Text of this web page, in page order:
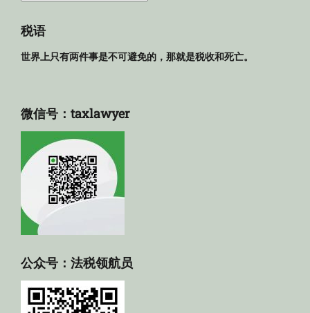
库
税语
世界上只有两件事是不可避免的，那就是税收和死亡。
微信号：taxlawyer
公众号：法税领航员